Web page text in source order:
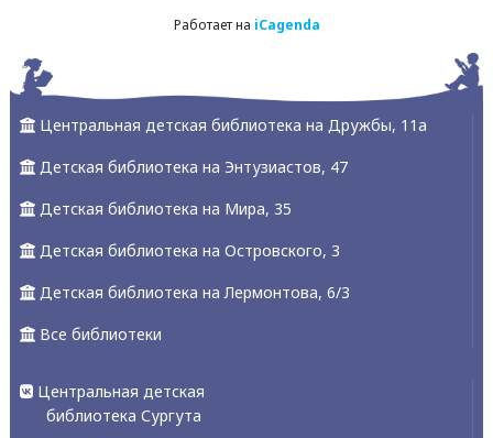
Работает на iCagenda
Центральная детская библиотека на Дружбы, 11а
Детская библиотека на Энтузиастов, 47
Детская библиотека на Мира, 35
Детская библиотека на Островского, 3
Детская библиотека на Лермонтова, 6/3
Все библиотеки
Центральная детская
библиотека Сургута